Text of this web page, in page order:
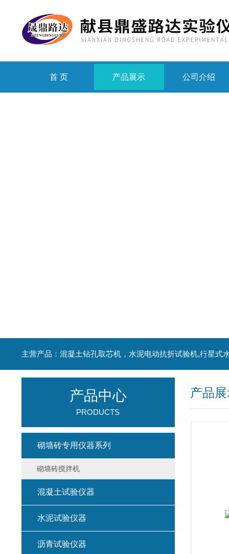
首 页 产品展示 公司介绍
产品
产品中心
PRODUCTS
砌墙砖专用仪器系列
砌墙砖搅拌机
混凝土试验仪器
水泥试验仪器
沥青试验仪器